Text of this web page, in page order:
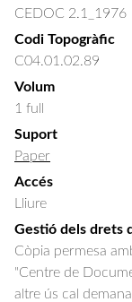
CEDOC 2.1_1976
Codi Topogràfic
C04.01.02.89
Volum
1 full
Suport
Paper
Accés
Lliure
Gestió dels drets
Còpia permesa
"Centre de
altre ús cal